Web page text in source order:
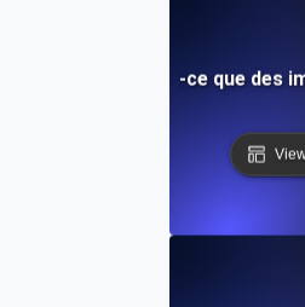
Qu'est-ce que des